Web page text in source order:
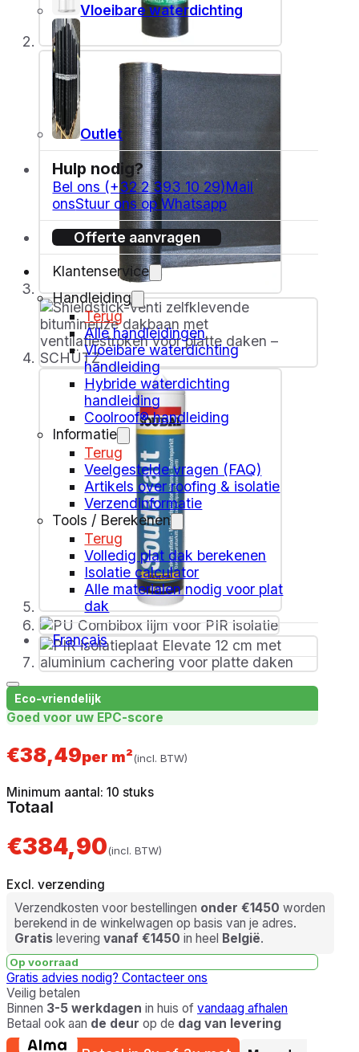
Vloeibare waterdichting
Outlet
Hulp nodig?
Bel ons (+32 2 393 10 29)Mail
onsStuur ons op Whatsapp
Offerte aanvragen
Klantenservice
Handleiding
Terug
Alle handleidingen
Vloeibare waterdichting
handleiding
Hybride waterdichting
handleiding
Coolroof® handleiding
Informatie
Terug
Veelgestelde vragen (FAQ)
Artikels over roofing & isolatie
Verzendinformatie
Tools / Berekenen
Terug
Volledig plat dak berekenen
Isolatie calculator
Alle materialen nodig voor plat
dak
Français
Eco-vriendelijk
Goed voor uw EPC-score
€38,49per m²(incl. BTW)
Minimum aantal: 10 stuks
Totaal
€384,90(incl. BTW)
Excl. verzending
Verzendkosten voor bestellingen onder €1450 worden
berekend in de winkelwagen op basis van je adres.
Gratis levering vanaf €1450 in heel België.
Op voorraad
Gratis advies nodig? Contacteer ons
Veilig betalen
Binnen 3-5 werkdagen in huis of vandaag afhalen
Betaal ook aan de deur op de dag van levering